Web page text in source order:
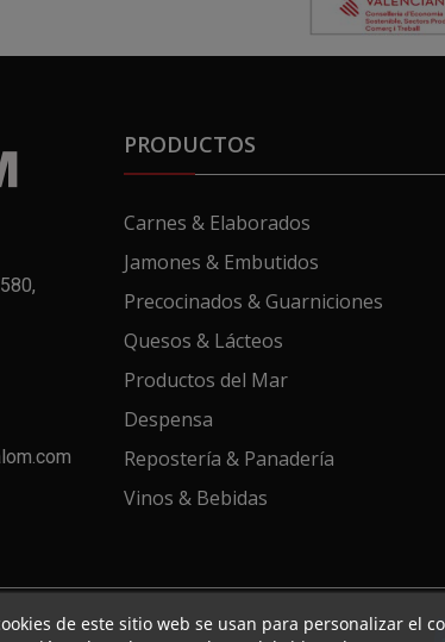
PRODUCTOS
Carnes & Elaborados
Jamones & Embutidos
Precocinados & Guarniciones
Quesos & Lácteos
Productos del Mar
Despensa
Repostería & Panadería
Vinos & Bebidas
de este sitio web se usan para personalizar el